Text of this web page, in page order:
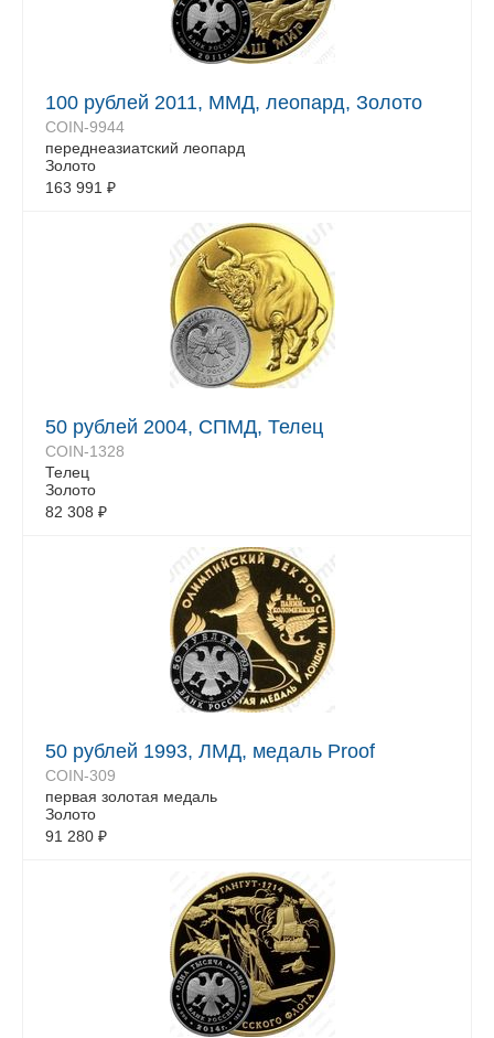
100 рублей 2011, ММД, леопард, Золото
COIN-9944
переднеазиатский леопард
Золото
163 991 ₽
50 рублей 2004, СПМД, Телец
COIN-1328
Телец
Золото
82 308 ₽
50 рублей 1993, ЛМД, медаль Proof
COIN-309
первая золотая медаль
Золото
91 280 ₽